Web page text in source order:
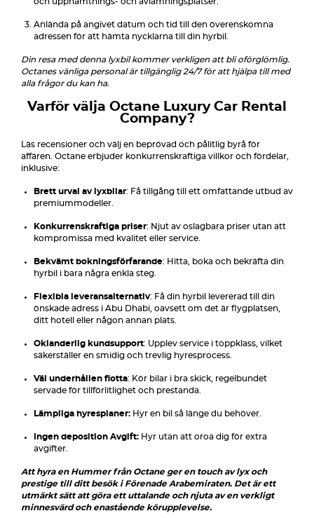
Anlända på angivet datum och tid till den överenskomna
adressen för att hämta nycklarna till din hyrbil.
Din resa med denna lyxbil kommer verkligen att bli oförglömlig.
Octanes vänliga personal är tillgänglig 24/7 för att hjälpa till med
alla frågor du kan ha.
Varför välja Octane Luxury Car Rental
Company?
Läs recensioner och välj en beprövad och pålitlig byrå för
affären. Octane erbjuder konkurrenskraftiga villkor och fördelar,
inklusive:
Brett urval av lyxbilar: Få tillgång till ett omfattande utbud av
premiummodeller.
Konkurrenskraftiga priser: Njut av oslagbara priser utan att
kompromissa med kvalitet eller service.
Bekvämt bokningsförfarande: Hitta, boka och bekräfta din
hyrbil i bara några enkla steg.
Flexibla leveransalternativ: Få din hyrbil levererad till din
önskade adress i Abu Dhabi, oavsett om det är flygplatsen,
ditt hotell eller någon annan plats.
Oklanderlig kundsupport: Upplev service i toppklass, vilket
säkerställer en smidig och trevlig hyresprocess.
Väl underhållen flotta: Kör bilar i bra skick, regelbundet
servade för tillförlitlighet och prestanda.
Lämpliga hyresplaner: Hyr en bil så länge du behöver.
Ingen deposition Avgift: Hyr utan att oroa dig för extra
avgifter.
Att hyra en Hummer från Octane ger en touch av lyx och
prestige till ditt besök i Förenade Arabemiraten. Det är ett
utmärkt sätt att göra ett uttalande och njuta av en verkligt
minnesvärd och enastående körupplevelse.